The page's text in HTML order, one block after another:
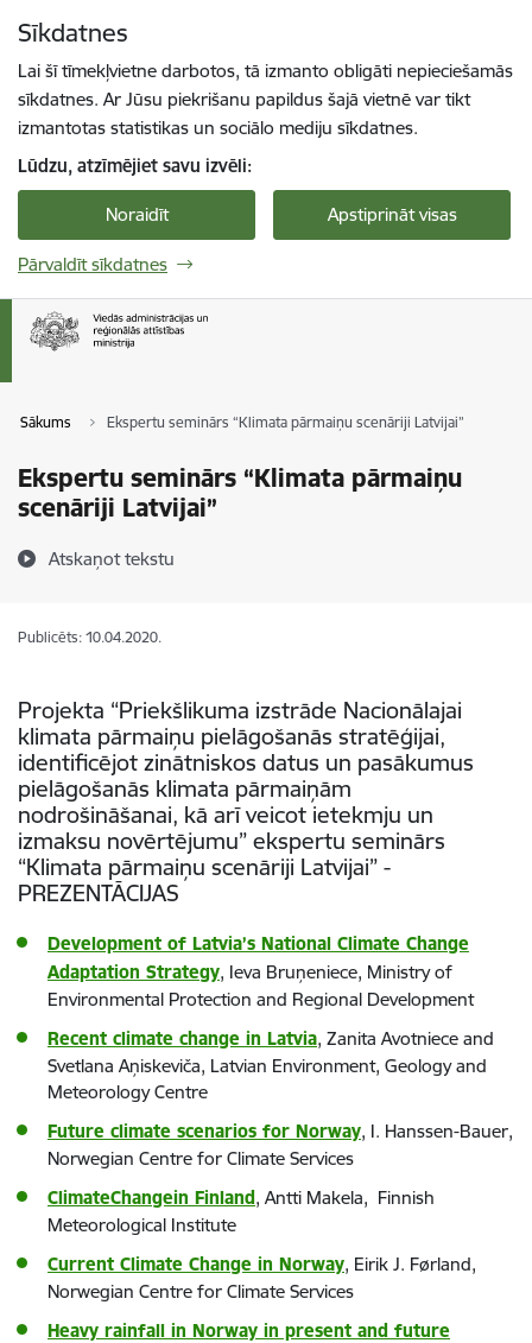
Sīkdatnes
Lai šī tīmekļvietne darbotos, tā izmanto obligāti nepieciešamās
sīkdatnes. Ar Jūsu piekrišanu papildus šajā vietnē var tikt
izmantotas statistikas un sociālo mediju sīkdatnes.
Lūdzu, atzīmējiet savu izvēli:
Noraidīt Apstiprināt visas
Pārvaldīt sīkdatnes
Sākums Ekspertu seminārs “Klimata pārmaiņu scenāriji Latvijai”
Ekspertu seminārs “Klimata pārmaiņu
scenāriji Latvijai”
Atskaņot tekstu
Publicēts: 10.04.2020.
Projekta “Priekšlikuma izstrāde Nacionālajai
klimata pārmaiņu pielāgošanās stratēģijai,
identificējot zinātniskos datus un pasākumus
pielāgošanās klimata pārmaiņām
nodrošināšanai, kā arī veicot ietekmju un
izmaksu novērtējumu” ekspertu seminārs
“Klimata pārmaiņu scenāriji Latvijai” -
PREZENTĀCIJAS
Development of Latvia’s National Climate Change
Adaptation Strategy, Ieva Bruņeniece, Ministry of
Environmental Protection and Regional Development
Recent climate change in Latvia, Zanita Avotniece and
Svetlana Aņiskeviča, Latvian Environment, Geology and
Meteorology Centre
Future climate scenarios for Norway, I. Hanssen-Bauer,
Norwegian Centre for Climate Services
ClimateChangein Finland, Antti Makela, Finnish
Meteorological Institute
Current Climate Change in Norway, Eirik J. Førland,
Norwegian Centre for Climate Services
Heavy rainfall in Norway in present and future